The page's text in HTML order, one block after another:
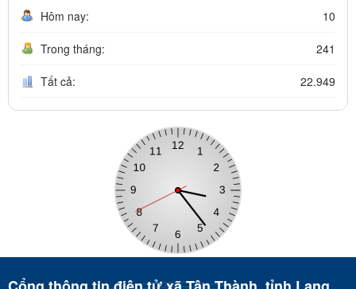
Hôm nay: 10
Trong tháng: 241
Tất cả: 22.949